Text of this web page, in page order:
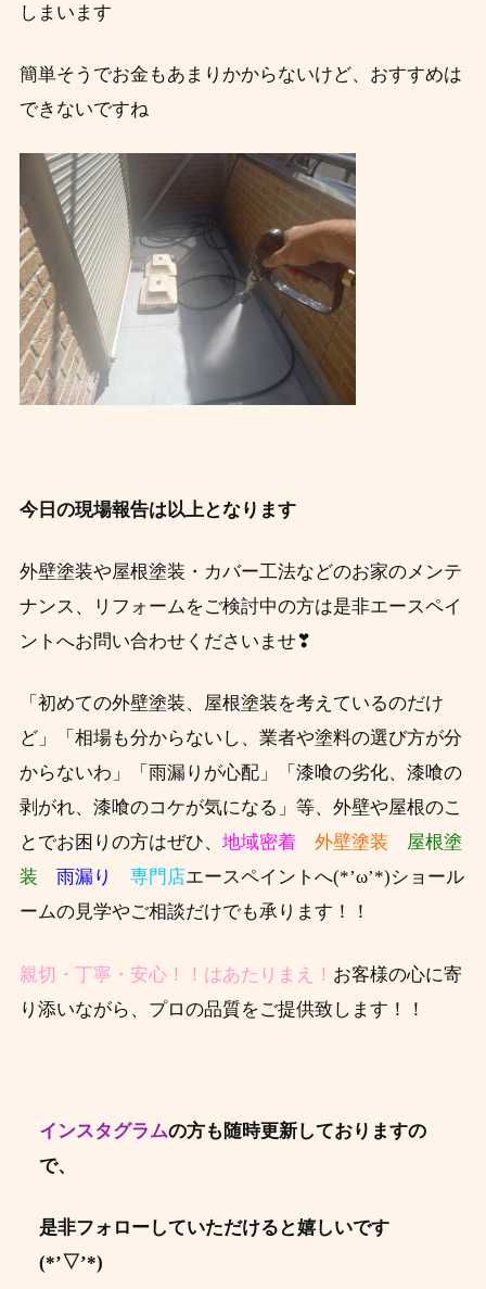
しまいます
簡単そうでお金もあまりかからないけど、おすすめは
できないですね
今日の現場報告は以上となります
外壁塗装や屋根塗装・カバー工法などのお家のメンテ
ナンス、リフォームをご検討中の方は是非エースペイ
ントへお問い合わせくださいませ❣
「初めての外壁塗装、屋根塗装を考えているのだけ
ど」「相場も分からないし、業者や塗料の選び方が分
からないわ」「雨漏りが心配」「漆喰の劣化、漆喰の
剥がれ、漆喰のコケが気になる」等、外壁や屋根のこ
とでお困りの方はぜひ、 地域密着 外壁塗装
屋根塗
装 雨漏り 専門店エースペイントへ(*’ω’*)ショール
ームの見学やご相談だけでも承ります！！
親切・丁寧・安心！！はあたりまえ！ お客様の心に寄
り添いながら、プロの品質をご提供致します！！
インスタグラムの方も随時更新しておりますの
で、
是非フォローしていただけると嬉しいです
(*’▽’*)